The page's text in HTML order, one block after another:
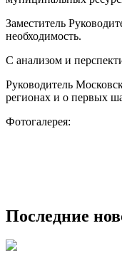
Заместитель
необходимость.
С анализом и
Руководитель
регионах и о первых
Фотогалерея:
Последние